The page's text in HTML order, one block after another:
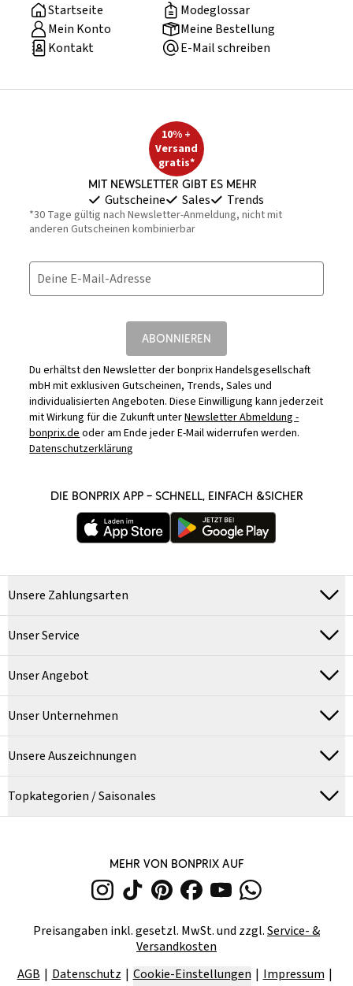
Startseite
Modeglossar
Mein Konto
Meine Bestellung
Kontakt
E-Mail schreiben
10% +
Versand
gratis*
Mit Newsletter gibt es mehr
Gutscheine Sales Trends
*30 Tage gültig nach Newsletter-Anmeldung, nicht mit
anderen Gutscheinen kombinierbar
Deine E-Mail-Adresse
ABONNIEREN
Du erhältst den Newsletter der bonprix Handelsgesellschaft
mbH mit exklusiven Gutscheinen, Trends, Sales und
individualisierten Angeboten. Diese Einwilligung kann jederzeit
mit Wirkung für die Zukunft unterNewsletter Abmeldung -
bonprix.deoder am Ende jeder E-Mail widerrufen werden.
Datenschutzerklärung
DIE BONPRIX APP – SCHNELL, EINFACH &SICHER
Unsere Zahlungsarten
Unser Service
Unser Angebot
Unser Unternehmen
Unsere Auszeichnungen
Topkategorien / Saisonales
MEHR VON BONPRIX AUF
Preisangaben inkl. gesetzl. MwSt. und zzgl.Service- &
Versandkosten
AGB
Datenschutz Cookie-Einstellungen Impressum